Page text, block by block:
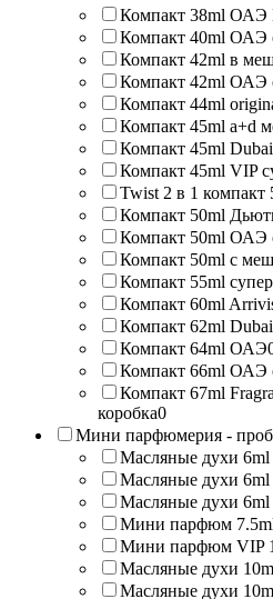
Компакт 38ml ОАЭ
Компакт 40ml ОАЭ
Компакт 42ml в
Компакт 42ml ОАЭ
Компакт 44ml
Компакт 45ml a+d
Компакт 45ml
Компакт 45ml VIP
Twist 2 в 1 компакт
Компакт 50ml
Компакт 50ml ОАЭ
Компакт 50ml с
Компакт 55ml
Компакт 60ml
Компакт 62ml
Компакт 64ml ОАЭ
Компакт 66ml ОАЭ
Компакт 67ml
коробка0
Мини парфюмерия -
Масляные духи 6ml
Масляные духи 6ml
Масляные духи 6ml
Мини парфюм
Мини парфюм VIP
Масляные духи
Масляные духи